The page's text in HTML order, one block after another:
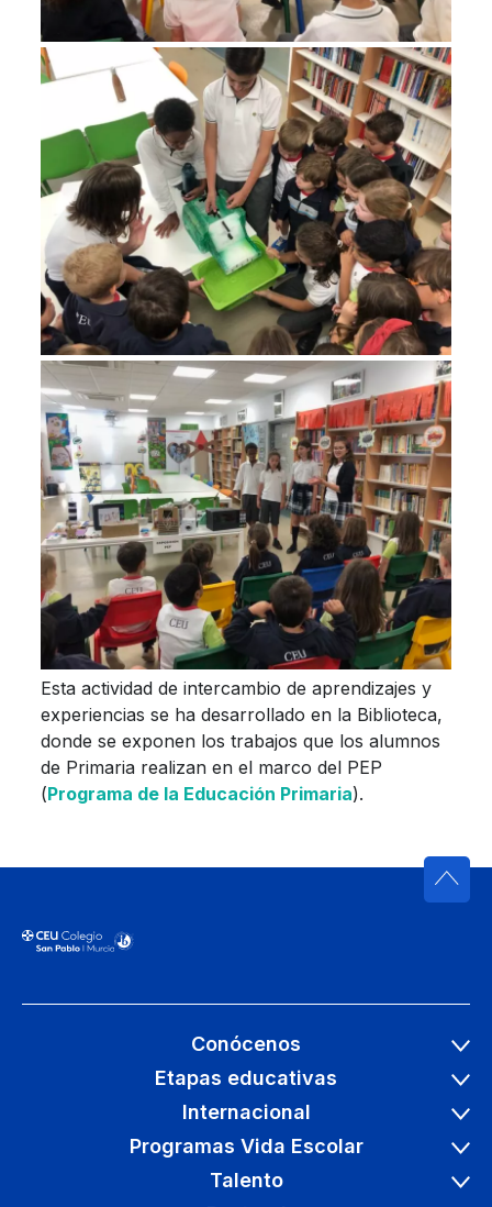
Esta actividad de intercambio de aprendizajes y
experiencias se ha desarrollado en la Biblioteca,
donde se exponen los trabajos que los alumnos
de Primaria realizan en el marco del PEP
(Programa de la Educación Primaria).
Conócenos
Etapas educativas
Internacional
Programas Vida Escolar
Talento